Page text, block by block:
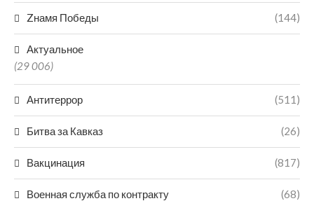
Zнамя Победы (144)
Актуальное
(29 006)
Антитеррор (511)
Битва за Кавказ (26)
Вакцинация (817)
Военная служба по контракту (68)